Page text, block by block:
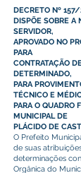
DECRETO Nº
DISPÕE SOBRE
SERVIDOR,
APROVADO NO
PARA
CONTRATAÇÃO
DETERMINADO,
PARA
TÉCNICO E
PARA O QUADRO
MUNICIPAL DE
PLÁCIDO DE
O Prefeito
de suas
determinações
Orgânica do